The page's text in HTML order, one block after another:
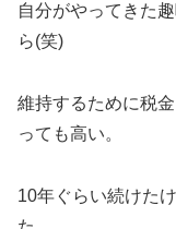
自分がやってきた
ら(笑)
維持するために税
っても高い。
10年ぐらい続けた